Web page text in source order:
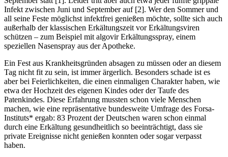
Infekt zwischen Juni und September auf [2]. Wer den Sommer und
all seine Feste möglichst infektfrei genießen möchte, sollte sich auch
außerhalb der klassischen Erkältungszeit vor Erkältungsviren
schützen – zum Beispiel mit algovir Erkältungsspray, einem
speziellen Nasenspray aus der Apotheke.
Ein Fest aus Krankheitsgründen absagen zu müssen oder an diesem
Tag nicht fit zu sein, ist immer ärgerlich. Besonders schade ist es
aber bei Feierlichkeiten, die einen einmaligen Charakter haben, wie
etwa der Hochzeit des eigenen Kindes oder der Taufe des
Patenkindes. Diese Erfahrung mussten schon viele Menschen
machen, wie eine repräsentative bundesweite Umfrage des Forsa-
Instituts* ergab: 83 Prozent der Deutschen waren schon einmal
durch eine Erkältung gesundheitlich so beeinträchtigt, dass sie
private Ereignisse nicht genießen konnten oder sogar verpasst
haben.